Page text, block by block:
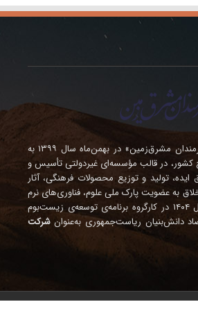
مؤسسه فرهنگی – هنری چندمنظوره‌ی «هنرمندان مشرق‌زمین» در بهمن‌ماه سال ۱۳۹۹ به
در قالب مؤسسه‌ای غیردولتی تأسیس و
امر خلق ایده، تولید و توزیع محصولات فرهنگی، آثار
به عضویت پارک ملی علوم، فناوری‌های نرم
و صنایع فرهنگی درآمد. این مؤسسه در سال ۱۴۰۴ در کارگروه برنامه‌ی توسعه‌ی زیست‌بوم
دانش‌بنیان ریاست‌جمهوری به‌عنوانشرکت